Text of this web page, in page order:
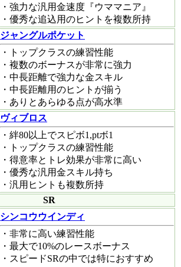
・強力な汎用金速度『ウママニア』
・優秀な追込用のヒントを複数所持
ジャングルポケット
・トップクラスの練習性能
・複数のボーナスが非常に強力
・中長距離で強力な金スキル
・中長距離用のヒントが揃う
・ありとあらゆる点が高水準
ヴィブロス
・絆80以上でスピボ1,ptボ1
・トップクラスの練習性能
・得意率とトレ効果が非常に高い
・優秀な汎用金スキル持ち
・汎用ヒントも複数所持
SR
シンコウウインディ
・非常に高い練習性能
・最大で10%のレースボーナス
・スピードSRの中では特におすすめ